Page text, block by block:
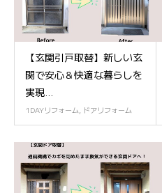
【玄関引戸取替】新しい玄
関で安心＆快適な暮らしを
実現...
1DAYリフォーム ドアリフォーム